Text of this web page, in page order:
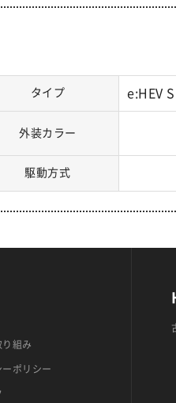
タイプ e:HEV
外装カラー
駆動方式
組み
ポリシー